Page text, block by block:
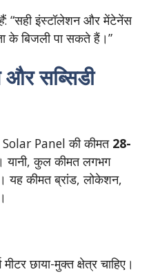
: “सही इंस्टॉलेशन और मेंटेनेंस
के बिजली पा सकते हैं।”
सब्सिडी
Panel की कीमत 28-
कुल कीमत लगभग
यह कीमत ब्रांड, लोकेशन,
छाया-मुक्त क्षेत्र चाहिए।